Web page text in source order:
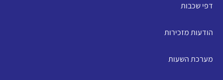
דפי שכבות
הודעות מזכירות
מערכת השעות